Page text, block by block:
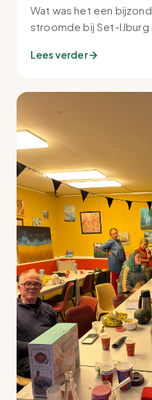
Wat was het een
stroomde bij Set-IJburg
Lees verder